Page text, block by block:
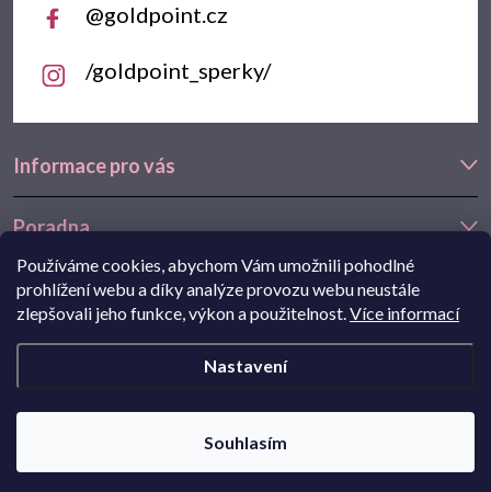
Používáme cookies, abychom Vám umožnili pohodlné
prohlížení webu a díky analýze provozu webu neustále
zlepšovali jeho funkce, výkon a použitelnost.Více informací
Nastavení
Souhlasím
Informace pro vás
Poradna
Často hledáte
@goldpoint.cz
/goldpoint_sperky/
Pohání Shoptet
Navštivte také náš e-shop Goldstore.cz:zlaté náušnice,dětské
náušnice z bílého zlata